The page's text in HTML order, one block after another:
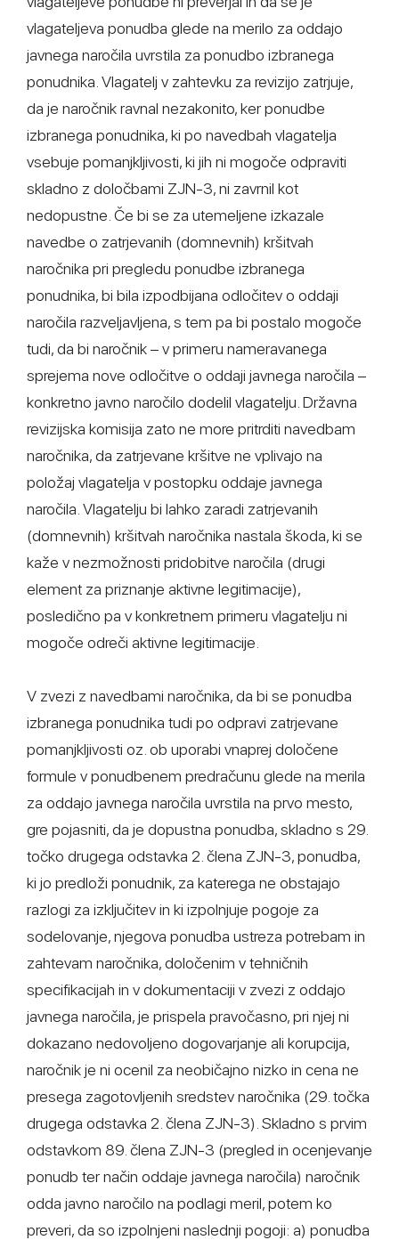
vlagateljeva ponudba glede na merilo za oddajo
javnega naročila uvrstila za ponudbo izbranega
ponudnika. Vlagatelj v zahtevku za revizijo zatrjuje,
da je naročnik ravnal nezakonito, ker ponudbe
izbranega ponudnika, ki po navedbah vlagatelja
vsebuje pomanjkljivosti, ki jih ni mogoče odpraviti
skladno z določbami ZJN-3, ni zavrnil kot
nedopustne. Če bi se za utemeljene izkazale
navedbe o zatrjevanih (domnevnih) kršitvah
naročnika pri pregledu ponudbe izbranega
ponudnika, bi bila izpodbijana odločitev o oddaji
naročila razveljavljena, s tem pa bi postalo mogoče
tudi, da bi naročnik – v primeru nameravanega
sprejema nove odločitve o oddaji javnega naročila –
konkretno javno naročilo dodelil vlagatelju. Državna
revizijska komisija zato ne more pritrditi navedbam
naročnika, da zatrjevane kršitve ne vplivajo na
položaj vlagatelja v postopku oddaje javnega
naročila. Vlagatelju bi lahko zaradi zatrjevanih
(domnevnih) kršitvah naročnika nastala škoda, ki se
kaže v nezmožnosti pridobitve naročila (drugi
element za priznanje aktivne legitimacije),
posledično pa v konkretnem primeru vlagatelju ni
mogoče odreči aktivne legitimacije.
V zvezi z navedbami naročnika, da bi se ponudba
izbranega ponudnika tudi po odpravi zatrjevane
pomanjkljivosti oz. ob uporabi vnaprej določene
formule v ponudbenem predračunu glede na merila
za oddajo javnega naročila uvrstila na prvo mesto,
gre pojasniti, da je dopustna ponudba, skladno s 29.
točko drugega odstavka 2. člena ZJN-3, ponudba,
ki jo predloži ponudnik, za katerega ne obstajajo
razlogi za izključitev in ki izpolnjuje pogoje za
sodelovanje, njegova ponudba ustreza potrebam in
zahtevam naročnika, določenim v tehničnih
specifikacijah in v dokumentaciji v zvezi z oddajo
javnega naročila, je prispela pravočasno, pri njej ni
dokazano nedovoljeno dogovarjanje ali korupcija,
naročnik je ni ocenil za neobičajno nizko in cena ne
presega zagotovljenih sredstev naročnika (29. točka
drugega odstavka 2. člena ZJN-3). Skladno s prvim
odstavkom 89. člena ZJN-3 (pregled in ocenjevanje
ponudb ter način oddaje javnega naročila) naročnik
odda javno naročilo na podlagi meril, potem ko
preveri, da so izpolnjeni naslednji pogoji: a) ponudba